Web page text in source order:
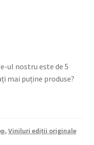
ul nostru este de 5
mai puține produse?
, Viniluri ediții originale